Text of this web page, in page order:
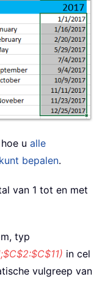
u alle
bepalen.
van 1 tot en met
typ
in cel
vulgreep van